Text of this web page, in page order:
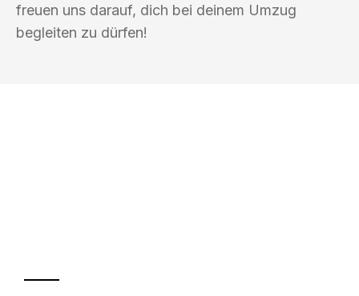
freuen uns darauf, dich bei deinem Umzug
begleiten zu dürfen!